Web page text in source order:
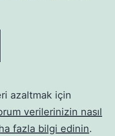
azaltmak için
verilerinizin nasıl
fazla bilgi edinin.